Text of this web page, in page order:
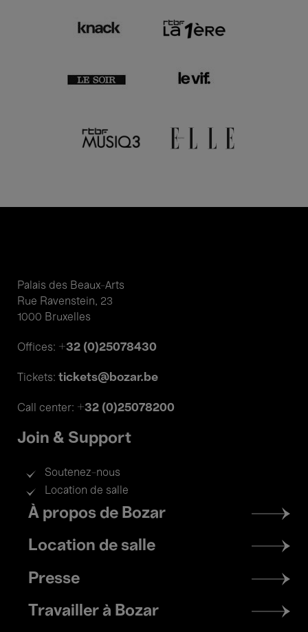
Palais des Beaux-Arts
Rue Ravenstein, 23
1000 Bruxelles
Offices: +32 (0)25078430
Tickets: tickets@bozar.be
Call center: +32 (0)25078200
Join & Support
Soutenez-nous
Location de salle
Footer
menu
À propos de Bozar
Location de salle
Presse
Travailler à Bozar